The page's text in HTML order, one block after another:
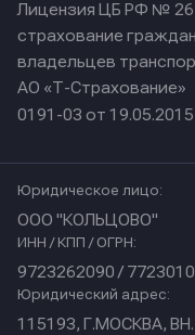
Лицензия ЦБ РФ №
страхование
владельцев
АО «Т-Страхование»
0191-03 от 19.05.2015
Юридическое лицо:
ООО "КОЛЬЦОВО"
ИНН / КПП / ОГРН:
9723262090 /
Юридический адрес:
115193, Г.МОСКВА,